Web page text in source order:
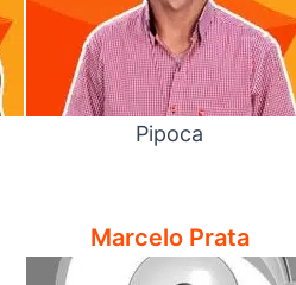
Pipoca
Marcelo Prata